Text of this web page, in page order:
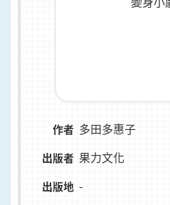
作者 多田多惠子
出版者 果力文化
出版地 -